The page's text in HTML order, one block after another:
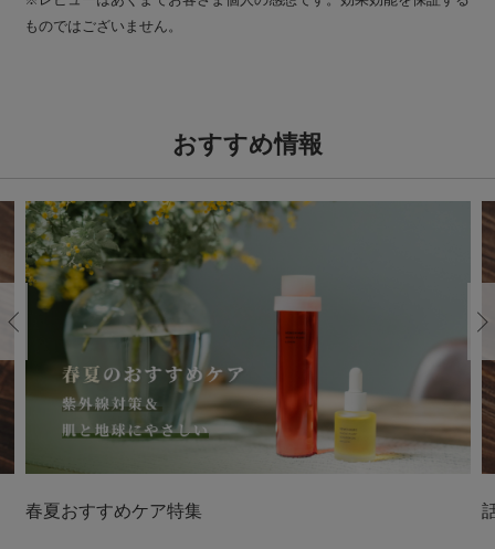
ものではございません。
おすすめ情報
Previous
春夏おすすめケア特集